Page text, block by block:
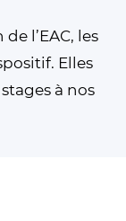
l’EAC, les
Elles
à nos